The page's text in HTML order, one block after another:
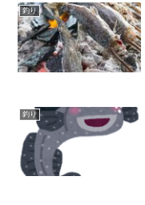
釣り
釣り